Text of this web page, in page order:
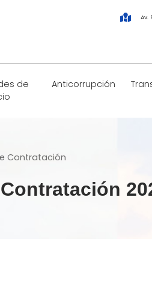
Av.
de
Anticorrupción
Contratación